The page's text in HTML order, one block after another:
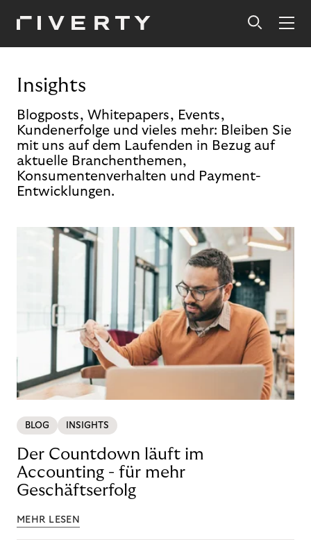
Insights
Blogposts, Whitepapers, Events,
Kundenerfolge und vieles mehr: Bleiben Sie
mit uns auf dem Laufenden in Bezug auf
aktuelle Branchenthemen,
Konsumentenverhalten und Payment-
Entwicklungen.
BLOG INSIGHTS
Der Countdown läuft im
Accounting - für mehr
Geschäftserfolg
MEHR LESEN